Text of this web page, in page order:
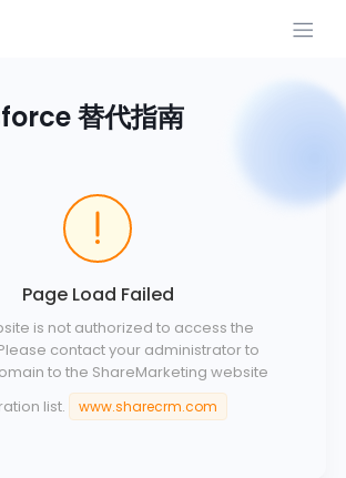
替代指南
Page Load Failed
is not authorized to access the
contact your administrator to
to the ShareMarketing website
list.
www.sharecrm.com